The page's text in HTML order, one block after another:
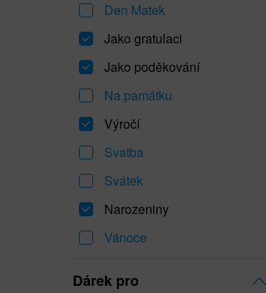
Den Matek
Jako gratulaci
Jako poděkování
Na památku
Výročí
Svatba
Svátek
Narozeniny
Vánoce
Dárek pro